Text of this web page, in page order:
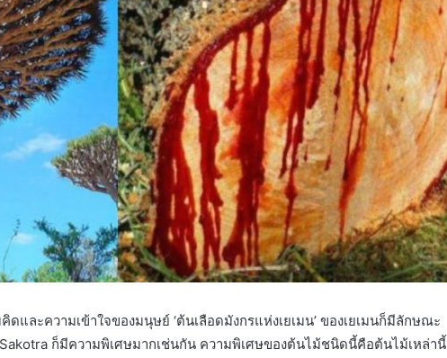
และความเข้าใจของมนุษย์ ‘ต้นเลือดมังกรแห่งเยเมน’ ของเยเมนก็มีลักษณะ
ก็มีความพิเศษมากเช่นกัน ความพิเศษของต้นไม้ชนิดนี้คือต้นไม้เหล่านี้